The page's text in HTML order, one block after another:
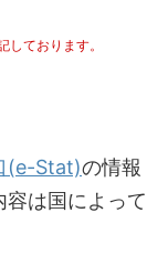
ております。
(e-Stat)の情報
は国によって